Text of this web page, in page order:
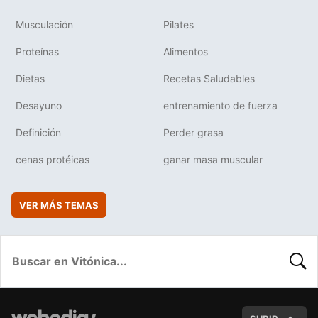
Musculación Pilates
Proteínas Alimentos
Dietas Recetas Saludables
Desayuno entrenamiento de fuerza
Definición Perder grasa
cenas protéicas ganar masa muscular
VER MÁS TEMAS